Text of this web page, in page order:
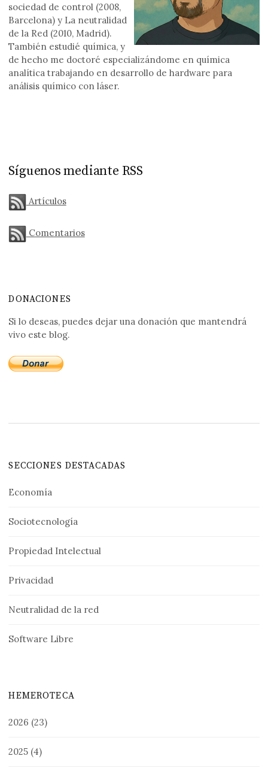
sociedad de control (2008,
Barcelona) y La neutralidad
de la Red (2010, Madrid).
También estudié química, y
de hecho me doctoré especializándome en química
analítica trabajando en desarrollo de hardware para
análisis químico con láser.
Síguenos mediante RSS
Artículos
Comentarios
DONACIONES
Si lo deseas, puedes dejar una donación que mantendrá
vivo este blog.
SECCIONES DESTACADAS
Economía
Sociotecnología
Propiedad Intelectual
Privacidad
Neutralidad de la red
Software Libre
HEMEROTECA
2026 (23)
2025 (4)